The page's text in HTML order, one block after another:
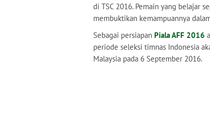
di TSC 2016. Pemain yang belajar
membuktikan kemampuannya
Sebagai persiapan Piala AFF 2016
periode seleksi timnas Indonesia
Malaysia pada 6 September 2016.